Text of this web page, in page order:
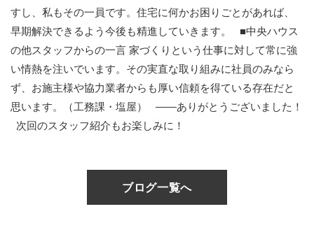
すし、私もその一員です。住宅に何かお困りごとがあれば、
早期解決できるよう今後も精進していきます。 ■中央ハウス
の他スタッフからの一言 家づくりという仕事に対して常に強
い情熱を注いでいます。その実直な取り組みに社員のみなら
ず、お施主様や協力業者からも厚い信頼を得ている存在だと
思います。（工務課・塩屋） ——ありがとうございました！
次回のスタッフ紹介もお楽しみに！
ブログ一覧へ